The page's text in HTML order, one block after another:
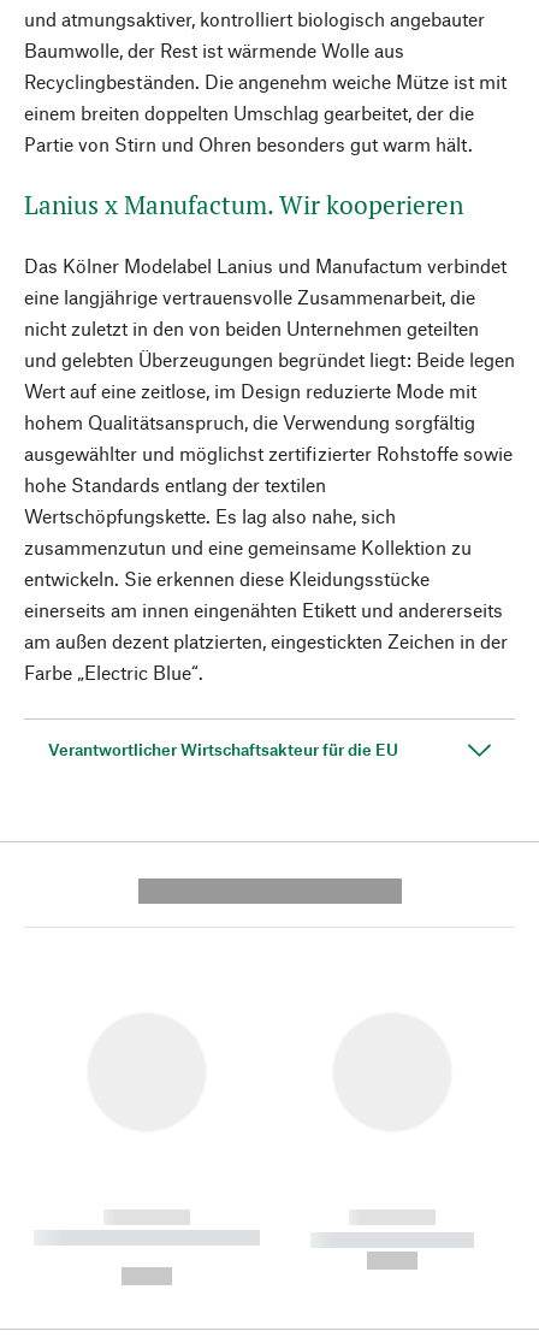
und atmungsaktiver, kontrolliert biologisch angebauter
Baumwolle, der Rest ist wärmende Wolle aus
Recyclingbeständen. Die angenehm weiche Mütze ist mit
einem breiten doppelten Umschlag gearbeitet, der die
Partie von Stirn und Ohren besonders gut warm hält.
Lanius x Manufactum. Wir kooperieren
Das Kölner Modelabel Lanius und Manufactum verbindet
eine langjährige vertrauensvolle Zusammenarbeit, die
nicht zuletzt in den von beiden Unternehmen geteilten
und gelebten Überzeugungen begründet liegt: Beide legen
Wert auf eine zeitlose, im Design reduzierte Mode mit
hohem Qualitätsanspruch, die Verwendung sorgfältig
ausgewählter und möglichst zertifizierter Rohstoffe sowie
hohe Standards entlang der textilen
Wertschöpfungskette. Es lag also nahe, sich
zusammenzutun und eine gemeinsame Kollektion zu
entwickeln. Sie erkennen diese Kleidungsstücke
einerseits am innen eingenähten Etikett und andererseits
am außen dezent platzierten, eingestickten Zeichen in der
Farbe „Electric Blue“.
Verantwortlicher Wirtschaftsakteur für die EU
------------
----------- ----------- --------
------------
----------- -----------